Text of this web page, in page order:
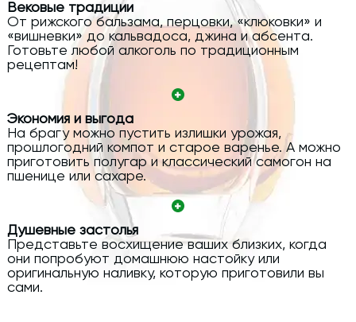
Вековые традиции
От рижского бальзама, перцовки, «клюковки» и
«вишневки» до кальвадоса, джина и абсента.
Готовьте любой алкоголь по традиционным
рецептам!
Экономия и выгода
На брагу можно пустить излишки урожая,
прошлогодний компот и старое варенье. А можно
приготовить полугар и классический самогон на
пшенице или сахаре.
Душевные застолья
Представьте восхищение ваших близких, когда
они попробуют домашнюю настойку или
оригинальную наливку, которую приготовили вы
сами.